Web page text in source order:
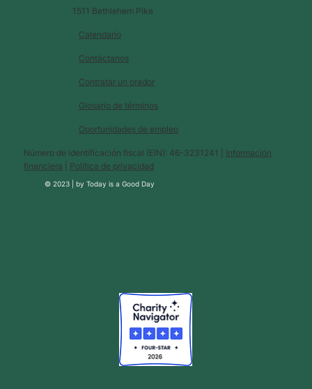
Calendario
Glosario de términos
Contáctanos
Contratar un orador
Oportunidades de empleo
Número de identificación fiscal (EIN): 46-3231241 | Información
financiera
Política de privacidad
© 2023 |byToday is a Good Day
1511 Bethlehem Pike